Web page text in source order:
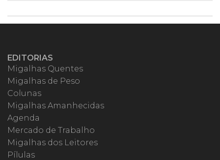
EDITORIAS
Migalhas Quentes
Migalhas de Peso
Colunas
Migalhas Amanhecidas
Agenda
Mercado de Trabalho
Migalhas dos Leitores
Pílulas